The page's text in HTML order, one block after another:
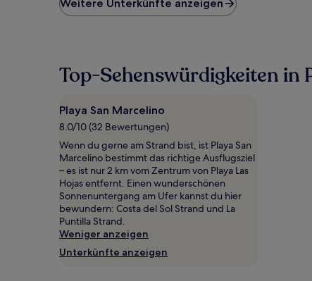
Preis
den
letzten
für
einen
Aufenthalt
mit
1 Übernachtung
von
2 Erwachsenen
gefunden
wurde.
Preise
und
Verfügbarkeiten
Weitere Unterkünfte anzeigen
Top-Sehenswürdigkeiten in
Playa San Marcelino
8.0/10 (32 Bewertungen)
Wenn du gerne am Strand bist, ist Playa San
Marcelino bestimmt das richtige Ausflugsziel
– es ist nur 2 km vom Zentrum von Playa Las
Hojas entfernt. Einen wunderschönen
Sonnenuntergang am Ufer kannst du hier
bewundern: Costa del Sol Strand und La
Puntilla Strand.
Weniger anzeigen
Unterkünfte anzeigen